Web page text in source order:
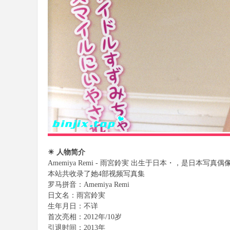
☀ 人物简介
Amemiya Remi - 雨宮鈴実 出生于日本・，是日本写真偶
本站共收录了她4部视频写真集
罗马拼音：Amemiya Remi
日文名：雨宮鈴実
生年月日：不详
首次亮相：2012年/10岁
引退时间：2013年